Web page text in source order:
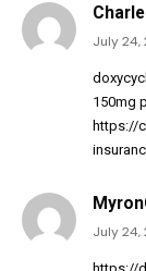
July 24,
150mg
https://
July 24,